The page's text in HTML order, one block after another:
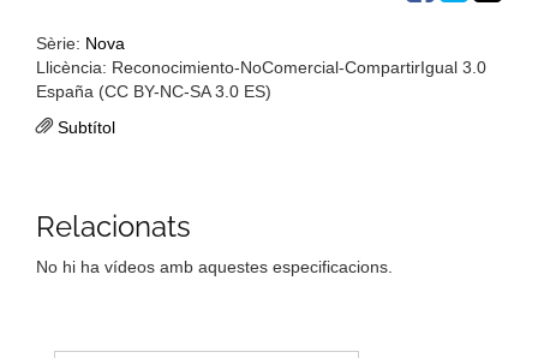
Sèrie: Nova
Llicència: Reconocimiento-NoComercial-CompartirIgual 3.0
España (CC BY-NC-SA 3.0 ES)
Subtítol
Relacionats
No hi ha vídeos amb aquestes especificacions.